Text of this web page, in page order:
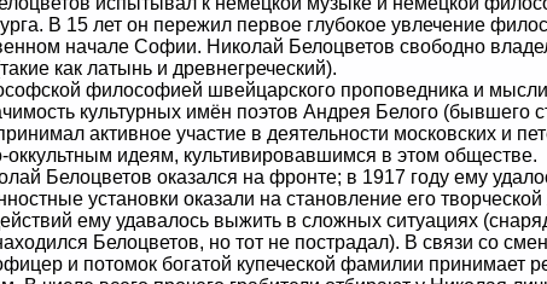
В 15 лет он пережил первое глубокое увлечение
начале Софии. Николай Белоцветов свободно
как латынь и древнегреческий).
философией швейцарского проповедника и
культурных имён поэтов Андрея Белого (бывшего
активное участие в деятельности московских и
идеям, культивировавшимся в этом обществе.
Белоцветов оказался на фронте; в 1917 году ему
установки оказали на становление его
ему удавалось выжить в сложных ситуациях
Белоцветов, но тот не пострадал). В связи со
и потомок богатой купеческой фамилии принимает